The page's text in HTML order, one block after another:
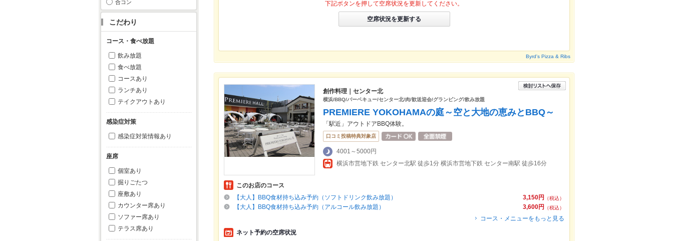
合コン
こだわり
コース・食べ放題
飲み放題
食べ放題
コースあり
ランチあり
テイクアウトあり
感染症対策
感染症対策情報あり
座席
個室あり
掘りごたつ
座敷あり
カウンター席あり
ソファー席あり
テラス席あり
下記ボタンを押して空席状況を更新してください。
空席状況を更新する
Byrd's Pizza & Ribs
創作料理｜センター北
横浜/BBQ/バーベキュー/センター北/肉/歓送迎会/グランピング/飲み放題
PREMIERE YOKOHAMAの庭～空と大地の恵みとBBQ～
「駅近」アウトドアBBQ体験。
口コミ投稿特典対象店
4001～5000円
横浜市営地下鉄 センター北駅 徒歩1分 横浜市営地下鉄 センター南駅 徒歩16分
このお店のコース
3,150円
（税込）
【大人】BBQ食材持ち込み予約（ソフトドリンク飲み放題）
3,600円
（税込）
【大人】BBQ食材持ち込み予約（アルコール飲み放題）
コース・メニューをもっと見る
ネット予約の空席状況